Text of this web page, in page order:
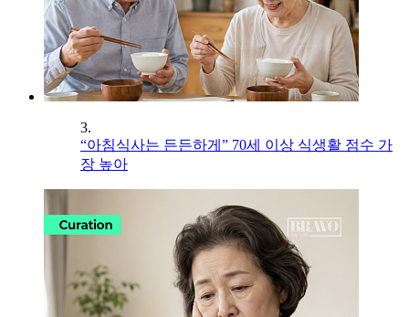
3.
“아침식사는 든든하게” 70세 이상 식생활 점수 가
장 높아